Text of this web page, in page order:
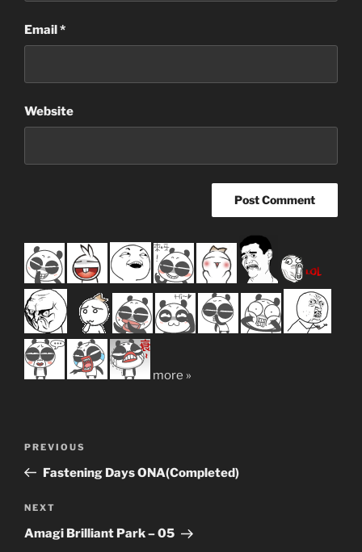
Email*
Website
more »
Previous
Post
PREVIOUS
Fastening Days ONA(Completed)
Next
Post
NEXT
Amagi Brilliant Park – 05